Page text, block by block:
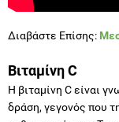
Διαβάστε Επίσης:
Βιταμίνη C
Η βιταμίνη C είναι
δράση, γεγονός που